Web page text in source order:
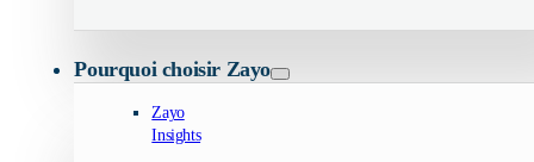
Pourquoi choisir Zayo
Zayo
Insights